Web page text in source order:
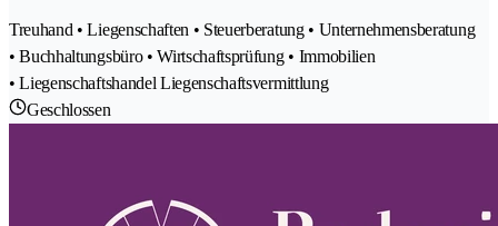
Treuhand • Liegenschaften • Steuerberatung • Unternehmensberatung
• Buchhaltungsbüro • Wirtschaftsprüfung • Immobilien
• Liegenschaftshandel Liegenschaftsvermittlung
Geschlossen